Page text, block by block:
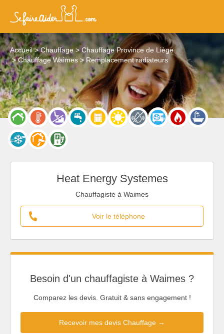
Accueil Chauffage
Chauffage Province de Liège
Chauffage Waimes
Remplacement radiateurs
Heat Energy Systemes
Chauffagiste à Waimes
Voir le téléphone
Besoin d'un chauffagiste à Waimes ?
Comparez les devis. Gratuit & sans engagement !
Recevoir mes devis Chauffage →